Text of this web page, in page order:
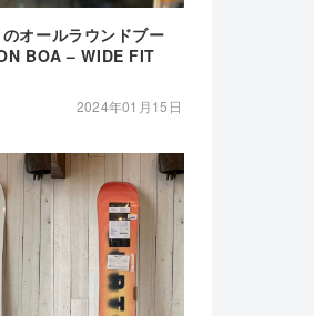
のオールラウンドブー
BOA – WIDE FIT
2024年01月15日